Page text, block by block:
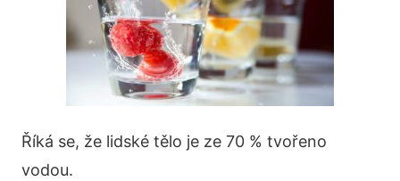
Říká se, že lidské tělo je ze 70 % tvořeno
vodou.